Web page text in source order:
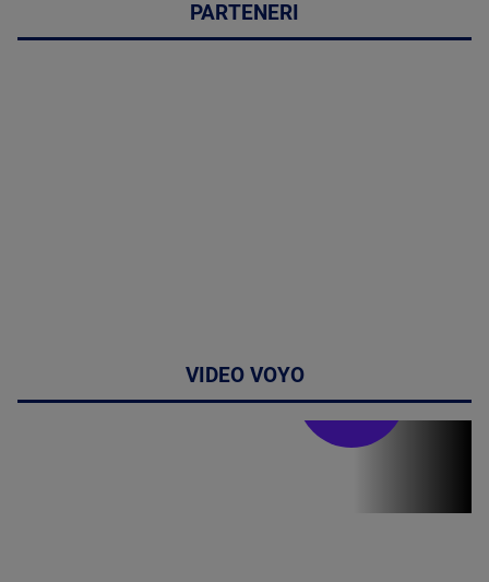
PARTENERI
VIDEO VOYO